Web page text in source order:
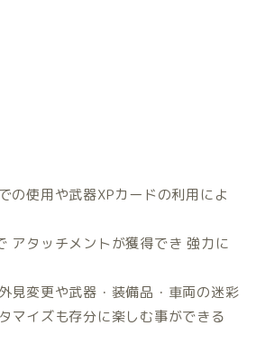
の使用や武器XPカードの利用によ
アタッチメントが獲得でき 強力に
見変更や武器・装備品・車両の迷彩
マイズも存分に楽しむ事ができる